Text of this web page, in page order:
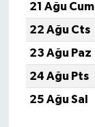
21 Ağu Cum
22 Ağu Cts
23 Ağu Paz
24 Ağu Pts
25 Ağu Sal